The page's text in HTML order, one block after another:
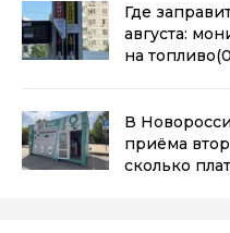
Где
августа:
на топливо
В
приёма
сколько